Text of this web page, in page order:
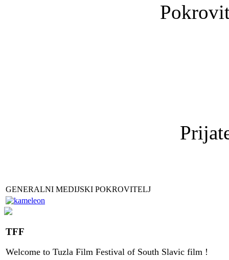
GENERALNI MEDIJSKI POKROVITELJ
TFF
Welcome to Tuzla Film Festival of South Slavic film !